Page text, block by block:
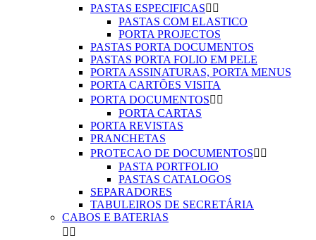
PASTAS ESPECIFICAS 
PASTAS COM ELASTICO
PORTA PROJECTOS
PASTAS PORTA DOCUMENTOS
PASTAS PORTA FOLIO EM PELE
PORTA ASSINATURAS, PORTA MENUS
PORTA CARTÕES VISITA
PORTA DOCUMENTOS 
PORTA CARTAS
PORTA REVISTAS
PRANCHETAS
PROTECAO DE DOCUMENTOS 
PASTA PORTFOLIO
PASTAS CATALOGOS
SEPARADORES
TABULEIROS DE SECRETÁRIA
CABOS E BATERIAS
 